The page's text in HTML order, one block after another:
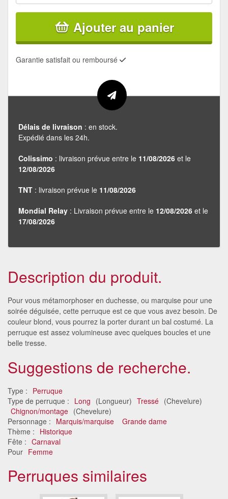
Ajouter au panier
Garantie satisfait ou remboursé
Délais de livraison : en stock.
Expédié dans les 24h.
Colissimo : livraison prévue entre le 11/08/2026 et le
12/08/2026
TNT : livraison prévue le 11/08/2026
Mondial Relay : Livraison prévue entre le 12/08/2026 et le
17/08/2026
Description du produit.
Pour vous métamorphoser en duchesse, ou marquise pour une
soirée déguisée, cette perruque est ce que vous avez besoin. De
couleur blond, vous pourrez la porter durant un bal costumé. La
perruque est assez volumineuse avec quelques boucles et une
belle tresse.
Suggestions de recherche.
Type : Perruque
Type de perruque : Long (Longueur) Tressé (Chevelure)
Chignon/montage (Chevelure)
Personnage : Marquis/marquise
Grande dame
Thème : Historique
Fête : Carnaval
Pour Femme
Perruques similaires